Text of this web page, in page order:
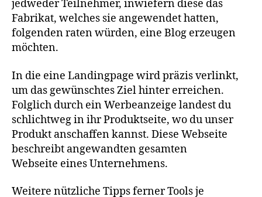
jedweder Teilnehmer, inwiefern diese das
Fabrikat, welches sie angewendet hatten,
folgenden raten würden, eine Blog erzeugen
möchten.
In die eine Landingpage wird präzis verlinkt,
um das gewünschtes Ziel hinter erreichen.
Folglich durch ein Werbeanzeige landest du
schlichtweg in ihr Produktseite, wo du unser
Produkt anschaffen kannst. Diese Webseite
beschreibt angewandten gesamten
Webseite eines Unternehmens.
Weitere nützliche Tipps ferner Tools je